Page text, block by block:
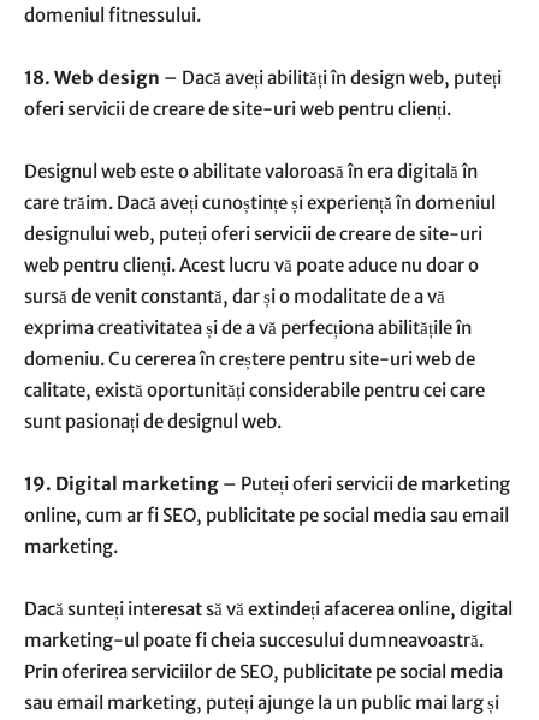
domeniul fitnessului.
18. Web design – Dacă aveți abilități în design web, puteți
oferi servicii de creare de site-uri web pentru clienți.
Designul web este o abilitate valoroasă în era digitală în
care trăim. Dacă aveți cunoștințe și experiență în domeniul
designului web, puteți oferi servicii de creare de site-uri
web pentru clienți. Acest lucru vă poate aduce nu doar o
sursă de venit constantă, dar și o modalitate de a vă
exprima creativitatea și de a vă perfecționa abilitățile în
domeniu. Cu cererea în creștere pentru site-uri web de
calitate, există oportunități considerabile pentru cei care
sunt pasionați de designul web.
19. Digital marketing – Puteți oferi servicii de marketing
online, cum ar fi SEO, publicitate pe social media sau email
marketing.
Dacă sunteți interesat să vă extindeți afacerea online, digital
marketing-ul poate fi cheia succesului dumneavoastră.
Prin oferirea serviciilor de SEO, publicitate pe social media
sau email marketing, puteți ajunge la un public mai larg și